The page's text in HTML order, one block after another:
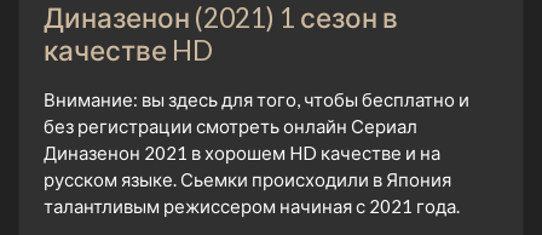
Диназенон (2021) 1 сезон в
качестве HD
Внимание: вы здесь для того, чтобы бесплатно и
без регистрации смотреть онлайн Сериал
Диназенон 2021 в хорошем HD качестве и на
русском языке. Сьемки происходили в Япония
талантливым режиссером начиная с 2021 года.